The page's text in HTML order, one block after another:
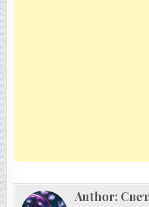
Author: